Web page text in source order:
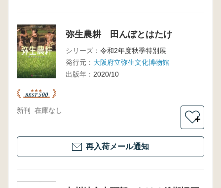
弥生農耕 田んぼとはたけ
シリーズ： 令和2年度秋季特別展
発行元： 大阪府立弥生文化博物館
出版年： 2020/10
新刊 在庫なし
＋
再入荷メール通知